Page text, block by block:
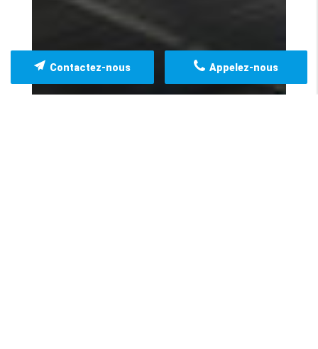
Appelez-nous
Contactez-nous